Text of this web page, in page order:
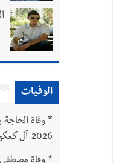
خلف الحبتور : 112 شهيداً شُيّعوا في ‫غزة‬ بعد أن بقوا تحت الأنقاض منذ عام
الوفيات
*
2026-آل كعكوش وحمودة